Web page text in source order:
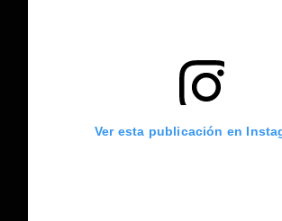
Ver esta publicación en